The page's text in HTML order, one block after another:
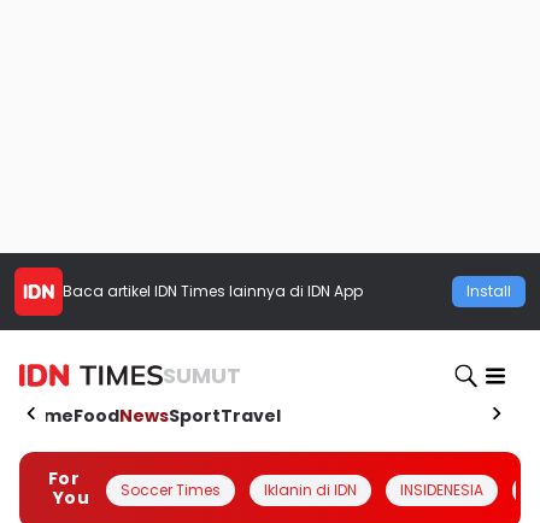
Baca artikel IDN Times lainnya di IDN App Install
SUMUT
HomeFoodNewsSportTravel
For
You
Soccer Times Iklanin di IDN INSIDENESIA